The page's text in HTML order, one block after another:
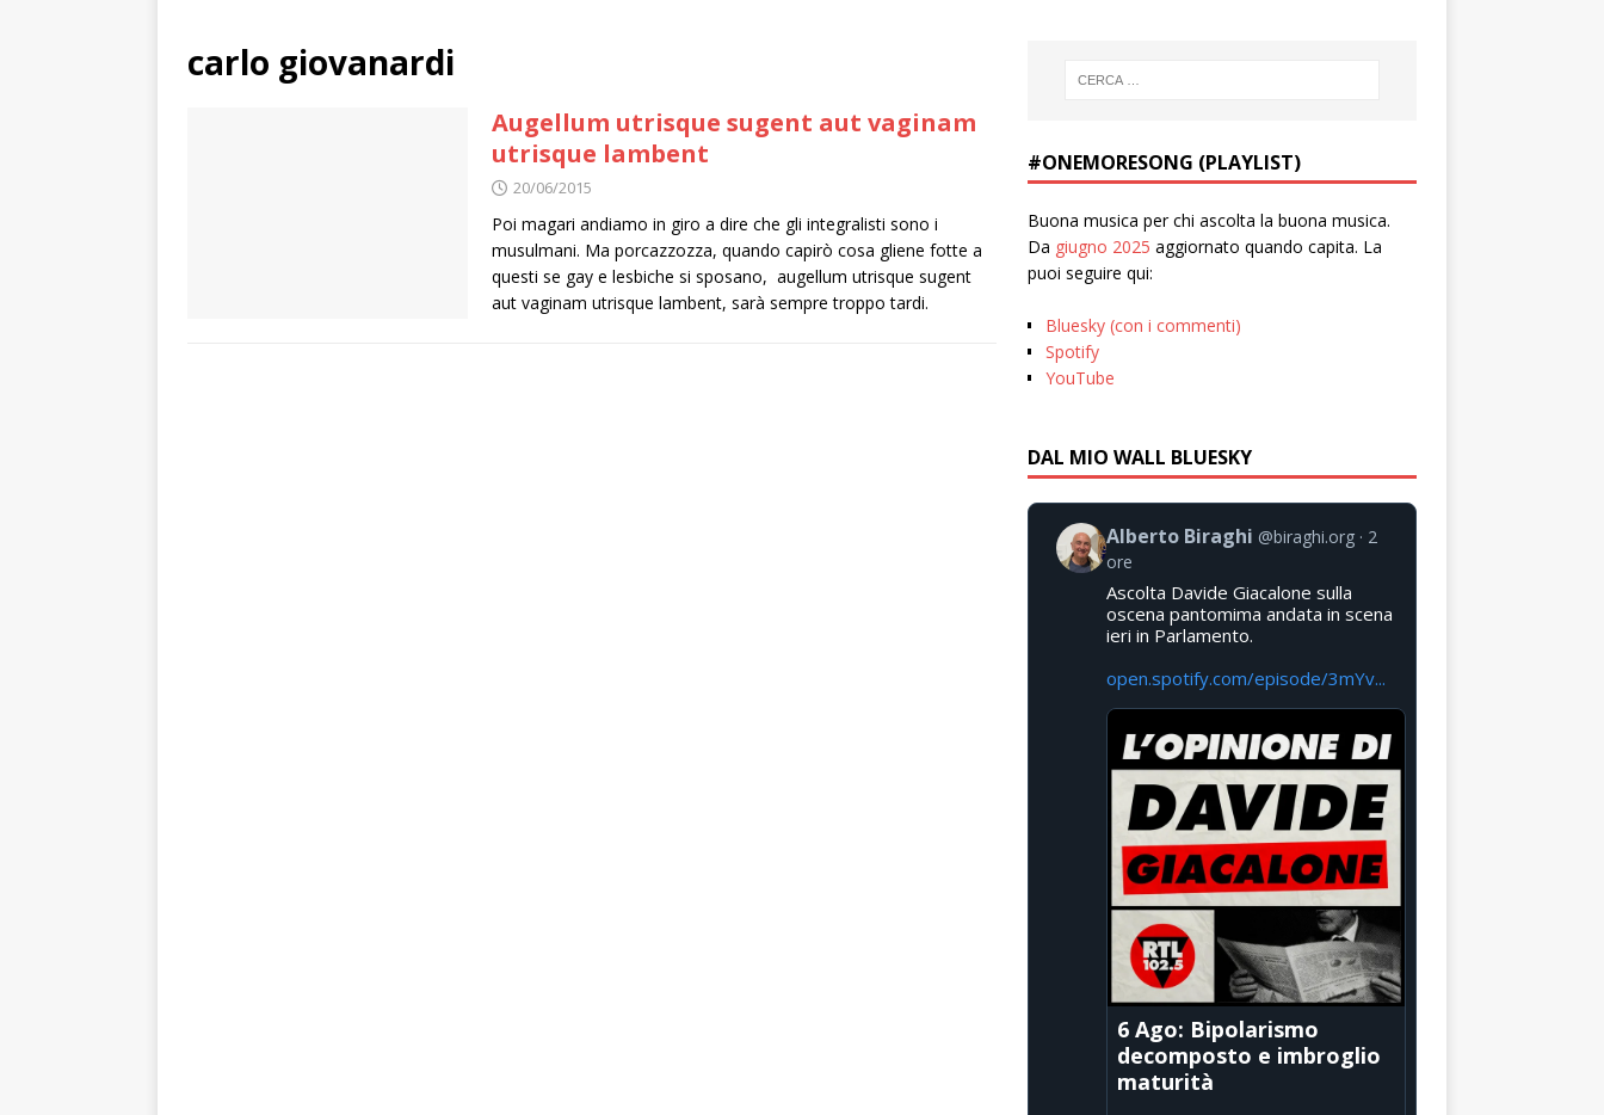
carlo giovanardi
Augellum utrisque sugent aut vaginam
utrisque lambent
20/06/2015
Poi magari andiamo in giro a dire che gli integralisti sono i
musulmani. Ma porcazzozza, quando capirò cosa gliene fotte a
questi se gay e lesbiche si sposano, augellum utrisque sugent
aut vaginam utrisque lambent, sarà sempre troppo tardi.
#ONEMORESONG (PLAYLIST)
Buona musica per chi ascolta la buona musica.
Da giugno 2025 aggiornato quando capita. La
puoi seguire qui:
Bluesky (con i commenti)
Spotify
YouTube
DAL MIO WALL BLUESKY
Alberto Biraghi @biraghi.org
2
ore
Ascolta Davide Giacalone sulla
oscena pantomima andata in scena
ieri in Parlamento.
open.spotify.com/episode/3mYv...
6 Ago: Bipolarismo
decomposto e imbroglio
maturità